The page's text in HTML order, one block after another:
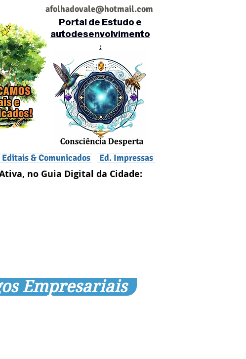
afolhadovale@hotmail.com
Portal de Estudo e
autodesenvolvimento
:
Editais & Comunicados Ed. Impressas
no Guia Digital da Cidade:
Empresariais